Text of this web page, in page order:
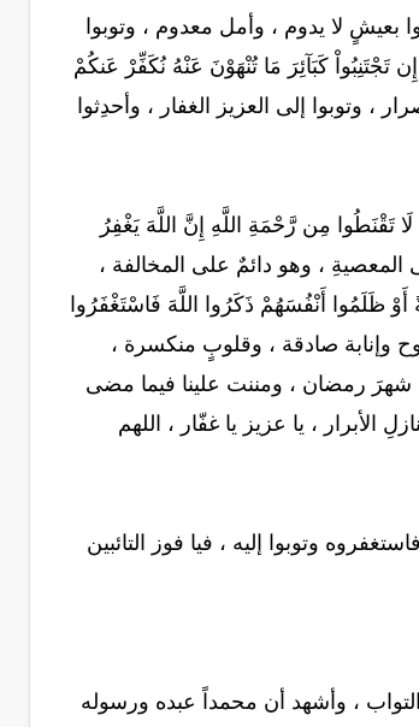
بعيشٍ لا يدوم ، وأمل معدوم ، وتوبوا
كَبَآئِرَ مَا تُنْهَوْنَ عَنْهُ نُكَفِّرْ عَنكُمْ
، وتوبوا إلى العزيز الغفار ، وأحدِثوا
مِن رَّحْمَةِ اللَّهِ إِنَّ اللَّهَ يَغْفِرُ
المعصيةِ ، وهو دائمٌ على المخالفة ،
أَوْ ظَلَمُوا أَنْفُسَهُمْ ذَكَرُوا اللَّهَ فَاسْتَغْفَرُوا
وإنابة صادقة ، وقلوبٍ منكسرة ،
شهرَ رمضان ، ومننت علينا فيما مضى
الأبرار ، يا عزيز يا غفّار ، اللهم
وتوبوا إليه ، فيا فوز التائبين
، وأشهد أن محمداً عبده ورسوله